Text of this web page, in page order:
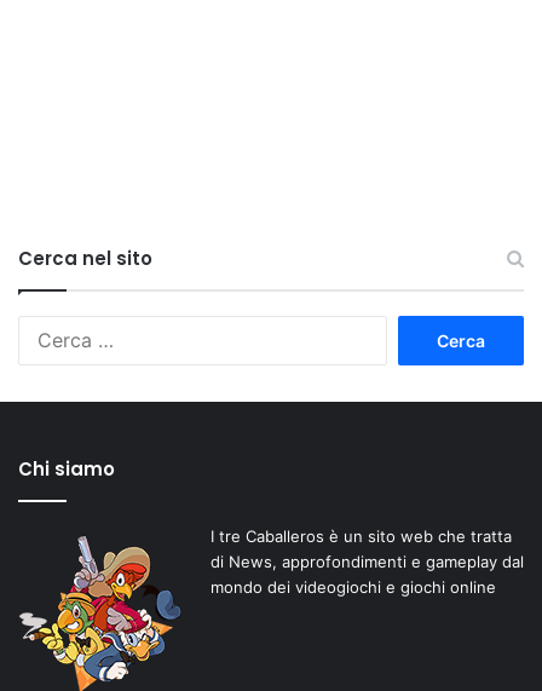
Cerca nel sito
Chi siamo
I tre Caballeros è un sito web che tratta
di News, approfondimenti e gameplay dal
mondo dei videogiochi e giochi online